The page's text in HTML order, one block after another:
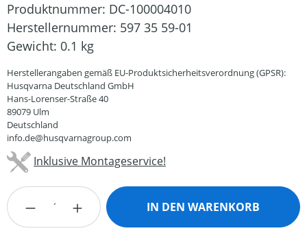
Produktnummer: DC-100004010
Herstellernummer: 597 35 59-01
Gewicht: 0.1 kg
Herstellerangaben gemäß EU-Produktsicherheitsverordnung (GPSR):
Husqvarna Deutschland GmbH
Hans-Lorenser-Straße 40
89079 Ulm
Deutschland
info.de@husqvarnagroup.com
Inklusive Montageservice!
Produkt Anzahl: Gib den gewünschten
IN DEN WARENKORB